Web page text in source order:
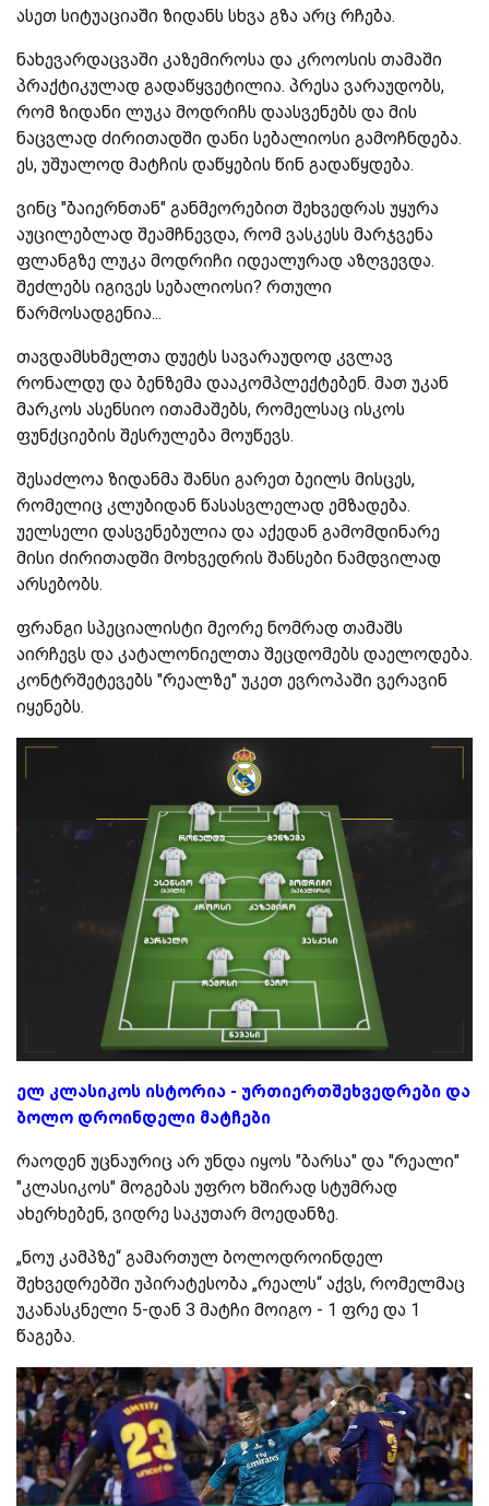
ასეთ სიტუაციაში ზიდანს სხვა გზა არც რჩება.
ნახევარდაცვაში კაზემიროსა და კროოსის თამაში
პრაქტიკულად გადაწყვეტილია. პრესა ვარაუდობს,
რომ ზიდანი ლუკა მოდრიჩს დაასვენებს და მის
ნაცვლად ძირითადში დანი სებალიოსი გამოჩნდება.
ეს, უშუალოდ მატჩის დაწყების წინ გადაწყდება.
ვინც "ბაიერნთან" განმეორებით შეხვედრას უყურა
აუცილებლად შეამჩნევდა, რომ ვასკესს მარჯვენა
ფლანგზე ლუკა მოდრიჩი იდეალურად აზღვევდა.
შეძლებს იგივეს სებალიოსი? რთული
წარმოსადგენია...
თავდამსხმელთა დუეტს სავარაუდოდ კვლავ
რონალდუ და ბენზემა დააკომპლექტებენ. მათ უკან
მარკოს ასენსიო ითამაშებს, რომელსაც ისკოს
ფუნქციების შესრულება მოუწევს.
შესაძლოა ზიდანმა შანსი გარეთ ბეილს მისცეს,
რომელიც კლუბიდან წასასვლელად ემზადება.
უელსელი დასვენებულია და აქედან გამომდინარე
მისი ძირითადში მოხვედრის შანსები ნამდვილად
არსებობს.
ფრანგი სპეციალისტი მეორე ნომრად თამაშს
აირჩევს და კატალონიელთა შეცდომებს დაელოდება.
კონტრშეტევებს "რეალზე" უკეთ ევროპაში ვერავინ
იყენებს.
ელ კლასიკოს ისტორია - ურთიერთშეხვედრები და
ბოლო დროინდელი მატჩები
რაოდენ უცნაურიც არ უნდა იყოს "ბარსა" და "რეალი"
"კლასიკოს" მოგებას უფრო ხშირად სტუმრად
ახერხებენ, ვიდრე საკუთარ მოედანზე.
„ნოუ კამპზე“ გამართულ ბოლოდროინდელ
შეხვედრებში უპირატესობა „რეალს“ აქვს, რომელმაც
უკანასკნელი 5-დან 3 მატჩი მოიგო - 1 ფრე და 1
წაგება.